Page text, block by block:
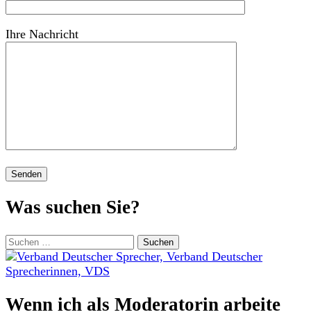
Ihre Nachricht
Was suchen Sie?
Suchen
nach:
Wenn ich als Moderatorin arbeite